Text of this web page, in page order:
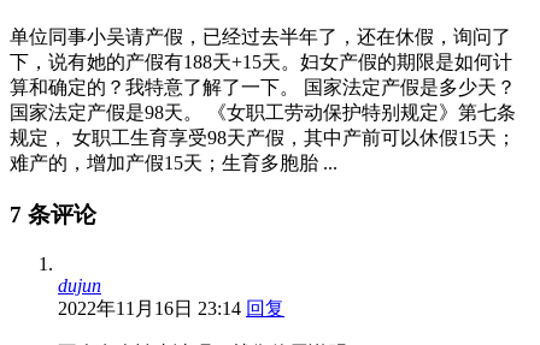
单位同事小吴请产假，已经过去半年了，还在休假，询问了
下，说有她的产假有188天+15天。妇女产假的期限是如何计
算和确定的？我特意了解了一下。 国家法定产假是多少天？
国家法定产假是98天。 《女职工劳动保护特别规定》第七条
规定， 女职工生育享受98天产假，其中产前可以休假15天；
难产的，增加产假15天；生育多胞胎 ...
7 条评论
dujun
2022年11月16日 23:14 回复